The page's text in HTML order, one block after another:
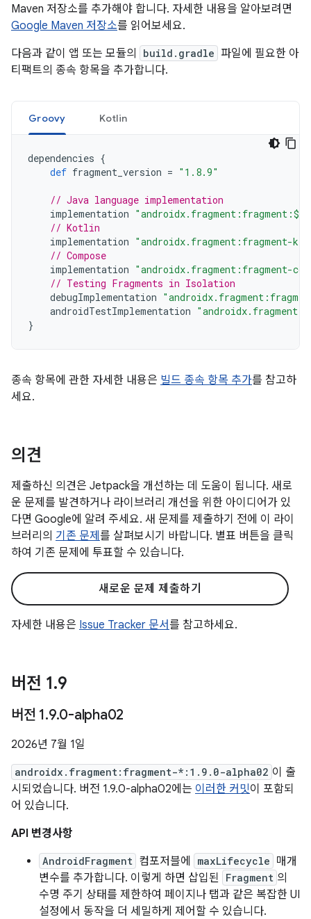
Maven 저장소를 추가해야 합니다. 자세한 내용을 알아보려면
Google Maven 저장소를 읽어보세요.
다음과 같이 앱 또는 모듈의
build.gradle 파일에 필요한 아
티팩트의 종속 항목을 추가합니다.
Groovy Kotlin
dependencies {
def fragment_version = "1.8.9"
// Java language implementation
implementation
// Kotlin
implementation "androidx.fragment:fragment-
// Compose
implementation "androidx.fragment:fragment-
// Testing Fragments in Isolation
debugImplementation
androidTestImplementation
}
종속 항목에 관한 자세한 내용은 빌드 종속 항목 추가를 참고하
세요.
의견
제출하신 의견은 Jetpack을 개선하는 데 도움이 됩니다. 새로
운 문제를 발견하거나 라이브러리 개선을 위한 아이디어가 있
다면 Google에 알려 주세요. 새 문제를 제출하기 전에 이 라이
브러리의 기존 문제 를 살펴보시기 바랍니다. 별표 버튼을 클릭
하여 기존 문제에 투표할 수 있습니다.
새로운 문제 제출하기
자세한 내용은 Issue Tracker 문서를 참고하세요.
버전 1.9
버전 1.9.0-alpha02
2026년 7월 1일
androidx.fragment:fragment-*:1.9.0-alpha02 이 출
시되었습니다. 버전 1.9.0-alpha02에는 이러한 커밋이 포함되
어 있습니다.
API 변경사항
AndroidFragment 컴포저블에 maxLifecycle 매개
변수를 추가합니다. 이렇게 하면 삽입된 Fragment 의
수명 주기 상태를 제한하여 페이지나 탭과 같은 복잡한 UI
설정에서 동작을 더 세밀하게 제어할 수 있습니다.